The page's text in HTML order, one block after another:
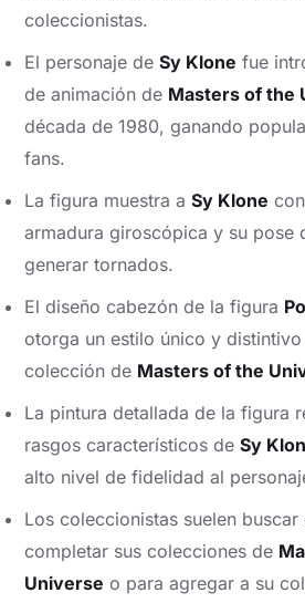
coleccionistas.
El personaje de Sy Klone fue
de animación de Masters of the
década de 1980, ganando
fans.
La figura muestra a Sy Klone
armadura giroscópica y su pose
generar tornados.
El diseño cabezón de la figura
otorga un estilo único y
colección de Masters of the
La pintura detallada de la figura
rasgos característicos de Sy
alto nivel de fidelidad al
Los coleccionistas suelen
completar sus colecciones de
Universe o para agregar a su